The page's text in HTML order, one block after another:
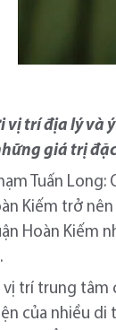
vị trí địa lý và
giá trị
Tuấn
Kiếm trở
Hoàn Kiếm
vị trí trung tâm
của nhiều di